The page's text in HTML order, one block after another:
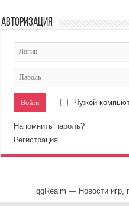
Авторизация
Чужой
Напомнить пароль?
Регистрация
ggRealm — Новости игр,